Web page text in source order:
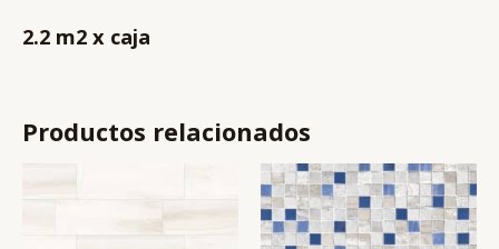
2.2 m2 x caja
Productos relacionados